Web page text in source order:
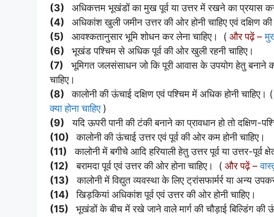
(3)
अधिकत्तम भूखंडों का मुख पूर्व या उत्तर में रखने का प्रयास
(4)
अधिकांश खुली जमीन उत्तर की ओर होनी चाहिए एवं दक्षिण
(5) आवश्कतानुसार भूमि शोधन कर लेना चाहिए। ( और पढ़ें –
(6)
भूखंड पश्चिम से अधिक पूर्व की ओर खुली रहनी चाहिए।
(7) भूमिगत जलसंसाधन जो कि पूरी आवास के उपयोग हेतु बनाने का
चाहिए।
(8)
कालोनी की ऊंचाई दक्षिण एवं पश्चिम में अधिक होनी चाहिए। (
क्या होना चाहिए)
(9) यदि ऊपरी पानी की टंकी बनाने का प्रावधान हो तो दक्षिण-
(10)
कालोनी की ऊंचाई उत्तर एवं पूर्व की ओर कम होनी चाहिए।
(11) कालोनी में बगीचे आदि हरियाली हेतु उत्तर पूर्व या उत्तर-पूर्व
(12) बरामदा पूर्व एवं उत्तर की ओर होना चाहिए। ( और पढ़ें –
(13) कालोनी में विद्युत व्यवस्था के लिए ट्रांसफार्मर्र या अन्य
(14)
खिड़कियां अधिकांश पूर्व एवं उत्तर की ओर होनी चाहिए।
(15)
भूखंडों के बीच में रखे जाने वाले मार्ग की चौड़ाई बिल्डिंग की